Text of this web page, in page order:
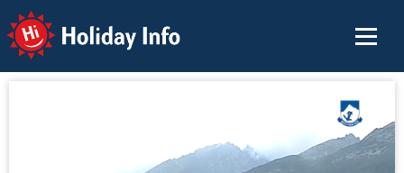
Holiday Info